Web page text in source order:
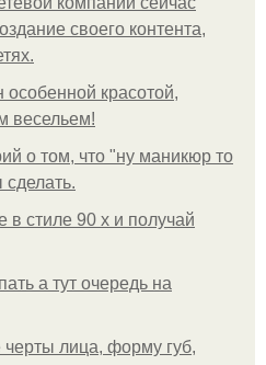
своего контента,
красотой,
весельем!
о том, что "ну маникюр то
в стиле 90 х и получай
а тут очередь на
лица, форму губ,